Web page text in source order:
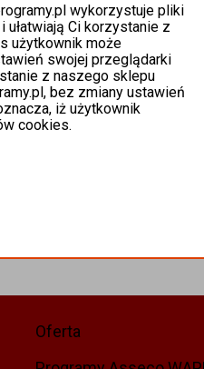
Oferta
wykorzystuje pliki
Ci korzystanie z
użytkownik może
swojej przeglądarki
z naszego sklepu
bez zmiany ustawień
iż użytkownik
cookies.